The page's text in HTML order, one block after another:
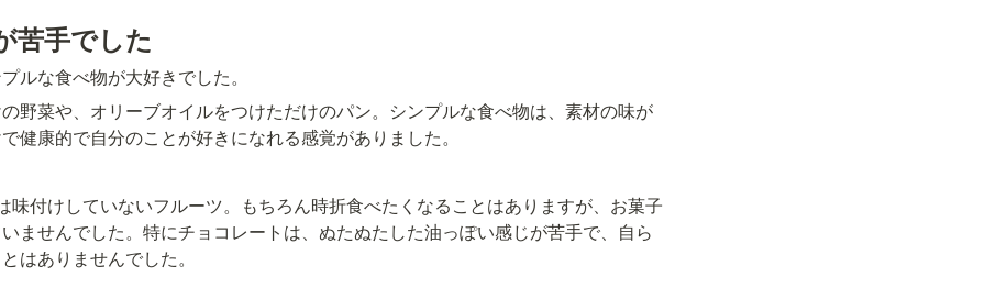
苦手でした
ルな食べ物が大好きでした。
野菜や、オリーブオイルをつけただけのパン。シンプルな食べ物は、素材の味が
健康的で自分のことが好きになれる感覚がありました。
味付けしていないフルーツ。もちろん時折食べたくなることはありますが、お菓子
ませんでした。特にチョコレートは、ぬたぬたした油っぽい感じが苦手で、自ら
はありませんでした。